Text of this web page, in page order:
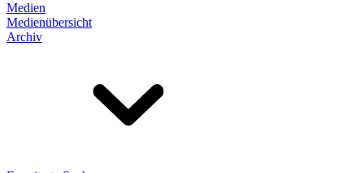
Medien
Medienübersicht
Archiv